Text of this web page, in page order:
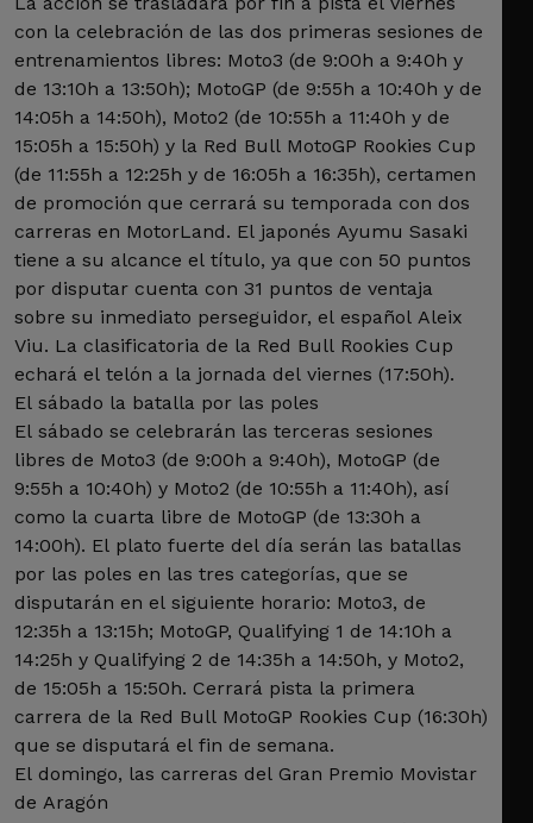
con la celebración de las dos primeras sesiones de
entrenamientos libres: Moto3 (de 9:00h a 9:40h y
de 13:10h a 13:50h); MotoGP (de 9:55h a 10:40h y de
14:05h a 14:50h), Moto2 (de 10:55h a 11:40h y de
15:05h a 15:50h) y la Red Bull MotoGP Rookies Cup
(de 11:55h a 12:25h y de 16:05h a 16:35h), certamen
de promoción que cerrará su temporada con dos
carreras en MotorLand. El japonés Ayumu Sasaki
tiene a su alcance el título, ya que con 50 puntos
por disputar cuenta con 31 puntos de ventaja
sobre su inmediato perseguidor, el español Aleix
Viu. La clasificatoria de la Red Bull Rookies Cup
echará el telón a la jornada del viernes (17:50h).
El sábado la batalla por las poles
El sábado se celebrarán las terceras sesiones
libres de Moto3 (de 9:00h a 9:40h), MotoGP (de
9:55h a 10:40h) y Moto2 (de 10:55h a 11:40h), así
como la cuarta libre de MotoGP (de 13:30h a
14:00h). El plato fuerte del día serán las batallas
por las poles en las tres categorías, que se
disputarán en el siguiente horario: Moto3, de
12:35h a 13:15h; MotoGP, Qualifying 1 de 14:10h a
14:25h y Qualifying 2 de 14:35h a 14:50h, y Moto2,
de 15:05h a 15:50h. Cerrará pista la primera
carrera de la Red Bull MotoGP Rookies Cup (16:30h)
que se disputará el fin de semana.
El domingo, las carreras del Gran Premio Movistar
de Aragón